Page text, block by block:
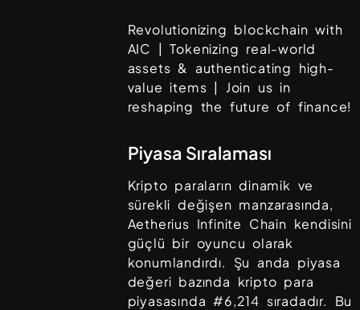
Revolutionizing blockchain with
AIC | Tokenizing real-world
assets & authenticating high-
value items | Join us in
reshaping the future of finance!
Piyasa Sıralaması
Kripto paraların dinamik ve
sürekli değişen manzarasında,
Aetherius Infinite Chain kendisini
güçlü bir oyuncu olarak
konumlandırdı. Şu anda piyasa
değeri bazında kripto para
piyasasında #6,214 sıradadır. Bu